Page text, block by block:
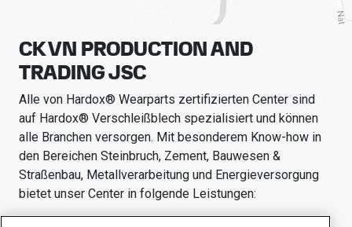
CK VN PRODUCTION AND
TRADING JSC
Alle von Hardox® Wearparts zertifizierten Center sind
auf Hardox® Verschleißblech spezialisiert und können
alle Branchen versorgen. Mit besonderem Know-how in
den Bereichen Steinbruch, Zement, Bauwesen &
Straßenbau, Metallverarbeitung und Energieversorgung
bietet unser Center in folgende Leistungen: